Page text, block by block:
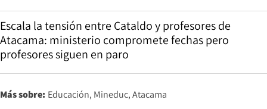
Escala la tensión entre Cataldo y profesores de
Atacama: ministerio compromete fechas pero
profesores siguen en paro
Más sobre: Educación Mineduc Atacama